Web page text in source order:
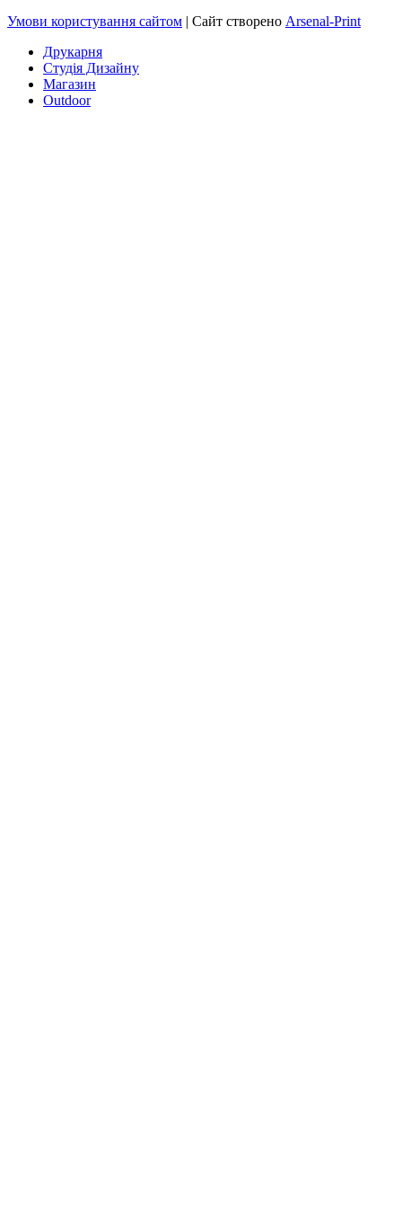
Умови користування сайтом | Сайт створено Arsenal-Print
Друкарня
Студія Дизайну
Магазин
Outdoor